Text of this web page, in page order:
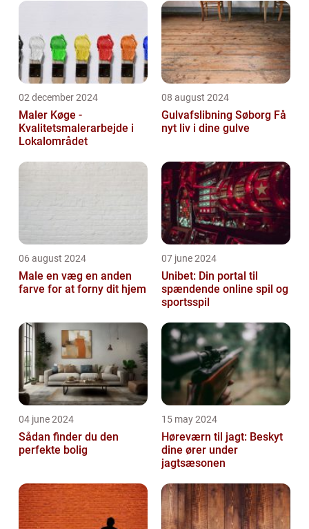
02 december 2024
Maler Køge -
Kvalitetsmalerarbejde i
Lokalområdet
08 august 2024
Gulvafslibning Søborg Få
nyt liv i dine gulve
06 august 2024
Male en væg en anden
farve for at forny dit hjem
07 june 2024
Unibet: Din portal til
spændende online spil og
sportsspil
04 june 2024
Sådan finder du den
perfekte bolig
15 may 2024
Høreværn til jagt: Beskyt
dine ører under
jagtsæsonen